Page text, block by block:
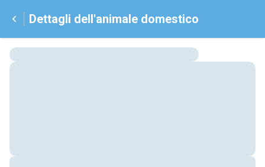
Dettagli dell'animale domestico